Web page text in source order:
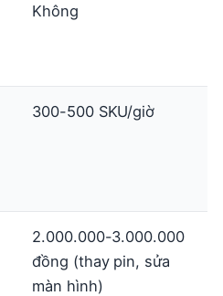
Không
300-500 SKU/giờ
2.000.000-3.000.000
đồng (thay pin, sửa
màn hình)